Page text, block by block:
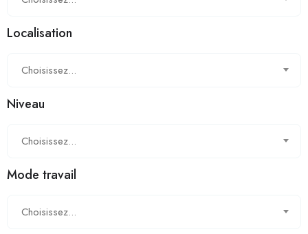
Localisation
Choisissez...
Niveau
Choisissez...
Mode travail
Choisissez...